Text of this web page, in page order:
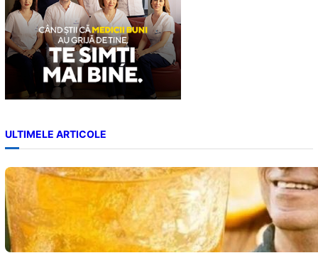
ULTIMELE ARTICOLE